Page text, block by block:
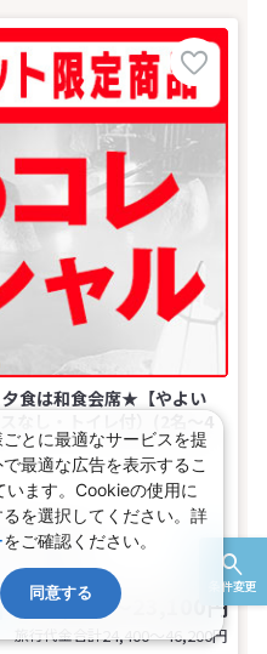
条件変更
食は和食会席★【やよい
なし・トイレ付）(2名～4
（5台）
税込12,200～23,100円
24,400〜46,200円
とに最適なサービスを提
最適な広告を表示するこ
ます。Cookieの使用に
を選択してください。詳
をご確認ください。
同意する